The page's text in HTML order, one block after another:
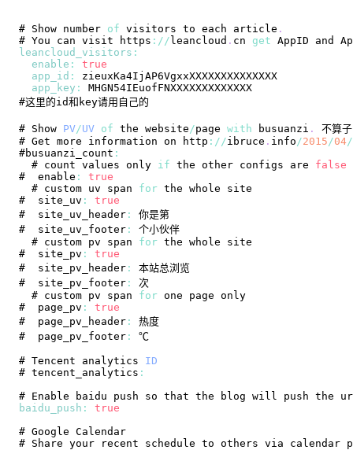
# Show number of visitors to each article .
# You can visit https : / / leancloud . cn get AppID and
leancloud_visitors :
enable :
true
app_id :
app_key :
MHGN54IEuofFNXXXXXXXXXXXXX
# Show PV/UV of the website /page with busuanzi .
不算
# Get more information on http : / /ibruce . info /2015 /04/
#busuanzi_count :
  # count values only
if the other configs are false
#  enable :
true
  # custom uv span
for
#  site_uv :
true
#  site_uv_header :
#  site_uv_footer :
  # custom pv span
for
#  site_pv :
true
#  site_pv_header :
#  site_pv_footer :
  # custom pv span
for
#  page_pv :
true
#  page_pv_header :
#  page_pv_footer :
# Tencent analytics ID
# tencent_analytics :
# Enable baidu push so that the blog will push the
baidu_push :
true
# Google Calendar
# Share